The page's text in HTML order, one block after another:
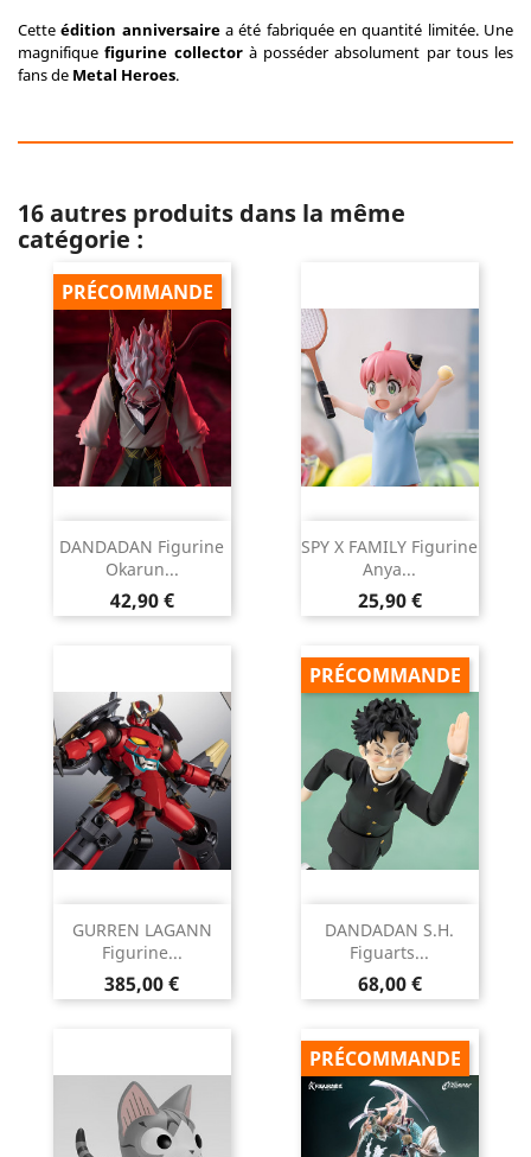
Cetteédition anniversairea été fabriquée en quantité limitée. Une
magnifiquefigurine collectorà posséder absolument par tous les
fans de Metal Heroes.
16 autres produits dans la même
catégorie :
DANDADAN Figurine
Okarun...
Prix
42,90 €
PRÉCOMMANDE
SPY X FAMILY Figurine
Anya...
Prix
25,90 €
GURREN LAGANN
Figurine...
Prix
385,00 €
DANDADAN S.H.
Figuarts...
Prix
68,00 €
PRÉCOMMANDE
PRÉCOMMANDE